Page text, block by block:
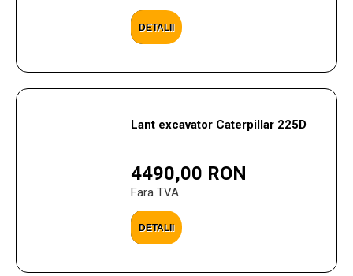
DETALII
Lant excavator Caterpillar 225D
4490,00 RON
Fara TVA
DETALII